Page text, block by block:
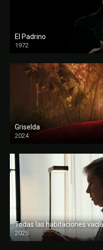
El Padrino
1972
FULL HD
Griselda
2024
Todas las habitaciones
2025
FULL HD